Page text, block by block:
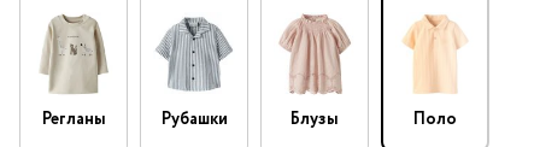
Регланы Рубашки Блузы Поло